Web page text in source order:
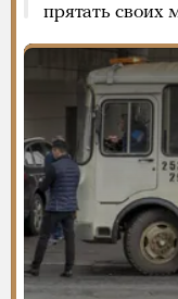
прятать своих